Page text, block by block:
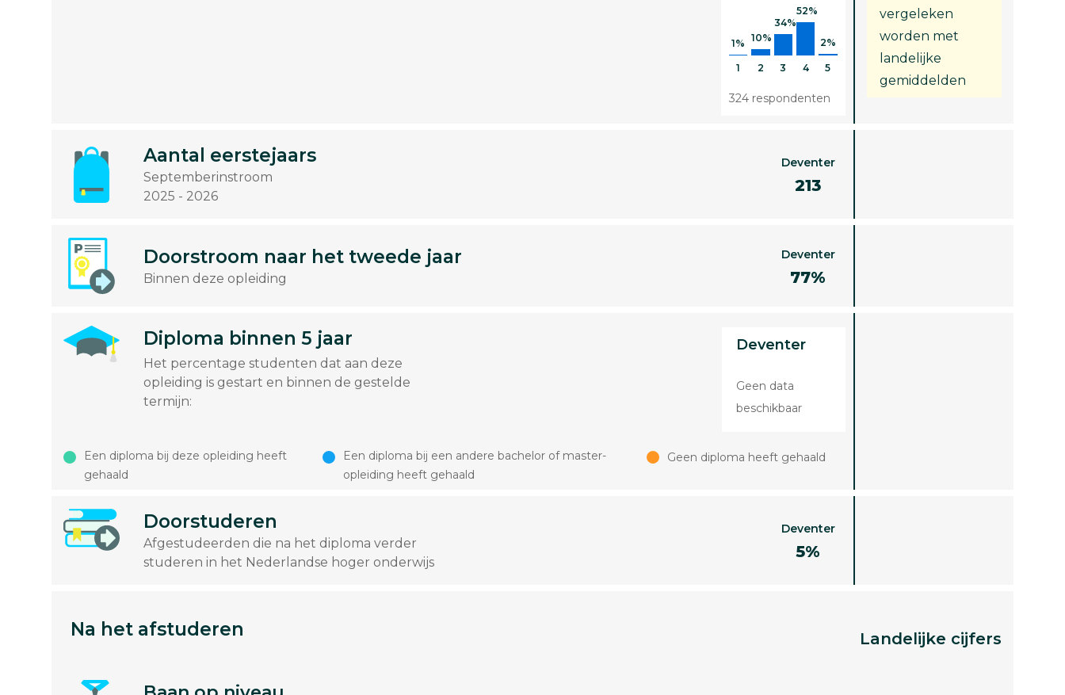
1%
1
10%
2
34%
3
52%
4
2%
5
324 respondenten
vergeleken
worden met
landelijke
gemiddelden
Aantal eerstejaars
Septemberinstroom
2025 - 2026
Deventer
213
Doorstroom naar het tweede jaar
Binnen deze opleiding
Deventer
77%
Diploma binnen 5 jaar
Het percentage studenten dat aan deze
opleiding is gestart en binnen de gestelde
termijn:
Deventer
Geen data
beschikbaar
Een diploma bij deze opleiding heeft
gehaald
Een diploma bij een andere bachelor of master-
opleiding heeft gehaald
Geen diploma heeft gehaald
Doorstuderen
Afgestudeerden die na het diploma verder
studeren in het Nederlandse hoger onderwijs
Deventer
5%
Na het afstuderen Landelijke cijfers